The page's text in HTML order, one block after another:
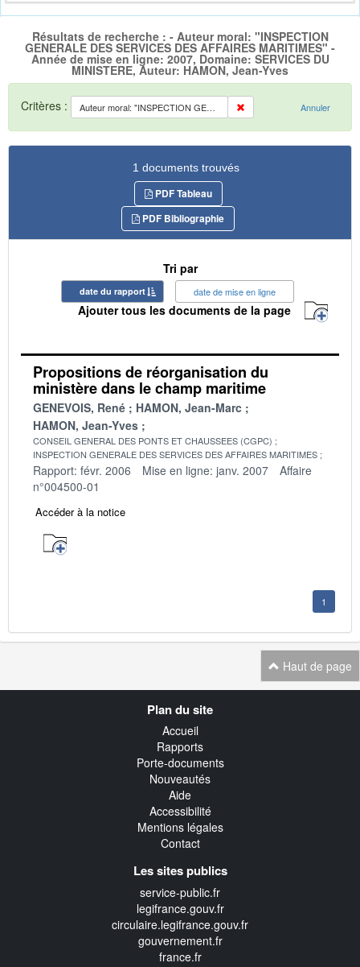
Résultats de recherche : - Auteur moral: "INSPECTION
GENERALE DES SERVICES DES AFFAIRES MARITIMES" -
Année de mise en ligne: 2007, Domaine: SERVICES DU
MINISTERE, Auteur: HAMON, Jean-Yves
Critères : Auteur moral: "INSPECTION GENERALE DES SERVICES DES AFFAIRES MARITIMES" Annuler
1 documents trouvés
PDF Tableau
PDF Bibliographie
Tri par
date du rapport date de mise en ligne
Ajouter tous les documents de la page
Propositions de réorganisation du
ministère dans le champ maritime
GENEVOIS, René
HAMON, Jean-Marc
HAMON, Jean-Yves
CONSEIL GENERAL DES PONTS ET CHAUSSEES (CGPC)
INSPECTION GENERALE DES SERVICES DES AFFAIRES MARITIMES
Rapport: févr. 2006 Mise en ligne: janv. 2007
Affaire
n°004500-01
Accéder à la notice
1
Haut de page
Plan du site
Accueil
Rapports
Porte-documents
Nouveautés
Aide
Accessibilité
Mentions légales
Contact
Les sites publics
service-public.fr
legifrance.gouv.fr
circulaire.legifrance.gouv.fr
gouvernement.fr
france.fr